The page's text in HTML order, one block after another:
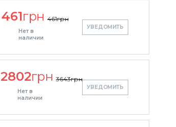
461грн 461грн
Нет в
наличии
УВЕДОМИТЬ
2802грн 3643грн
Нет в
наличии
УВЕДОМИТЬ